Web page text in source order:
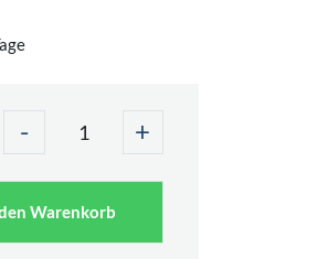
- +
Warenkorb